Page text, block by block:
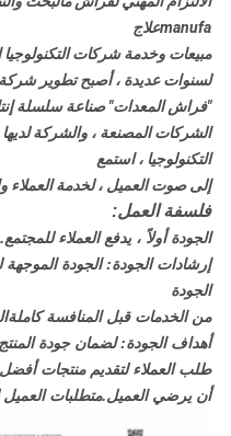
manufaعلاج
مبيعات وخدمة شركات التكنولوجيا
لسنوات عديدة ، أصبح تطوير شركة NOBO لمعدات المراتب
"فراش المعدات" صناعة سلسلة
الشركات المصنعة ، والشركة
التكنولوجيا ، استمع
إلى صوت العميل ، لخدمة العملاء
فلسفة العمل:
الجودة أولاً ، يدفع العملاء للمجتمع.
إرشادات الجودة: الجودة الموجهة
الجودة
من الخدمات قبل المنافسة كاملة
أهداف الجودة: لضمان جودة
طلب العملاء لتقديم منتجات
أن يرضي العميل.متطلبات